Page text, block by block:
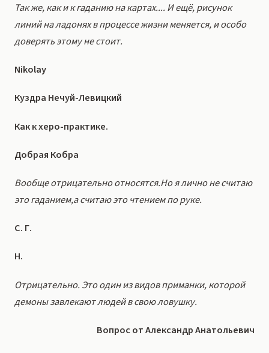
Так же, как и к гаданию на картах.... И ещё, рисунок
линий на ладонях в процессе жизни меняется, и особо
доверять этому не стоит.
Nikolay
Куздра Нечуй-Левицкий
Как к херо-практике.
Добрая Кобра
Вообще отрицательно относятся.Но я лично не считаю
это гаданием,а считаю это чтением по руке.
С. Г.
Н.
Отрицательно. Это один из видов приманки, которой
демоны завлекают людей в свою ловушку.
Вопрос от Александр Анатольевич